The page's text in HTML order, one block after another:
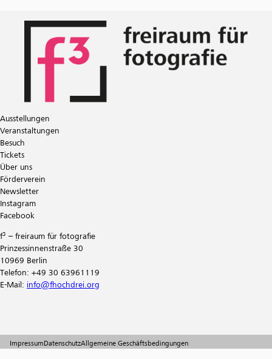
Ausstellungen
Veranstaltungen
Besuch
Tickets
Über uns
Förderverein
Newsletter
Instagram
Facebook
f³ – freiraum für fotografie
Prinzessinnenstraße 30
10969 Berlin
Telefon: +49 30 63961119
E-Mail: info@fhochdrei.org
ImpressumDatenschutzAllgemeine Geschäftsbedingungen